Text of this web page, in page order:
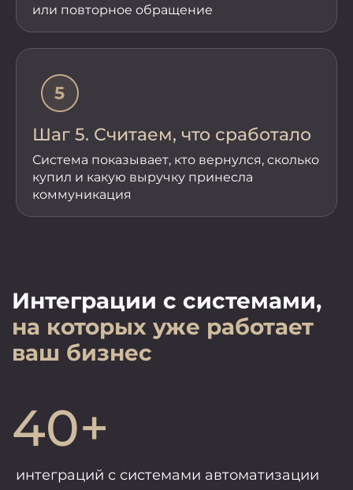
или повторное обращение
Шаг 5. Считаем, что сработало
Система показывает, кто вернулся, сколько
купил и какую выручку принесла
коммуникация
Интеграции с системами,
на которых уже работает
ваш бизнес
40+
интеграций с системами автоматизации